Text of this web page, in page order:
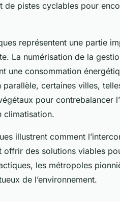
de pistes cyclables pour
représentent une partie
La numérisation de la
une consommation
certaines villes,
pour contrebalancer
climatisation.
illustrent comment
des solutions viables
les métropoles
de l’environnement.